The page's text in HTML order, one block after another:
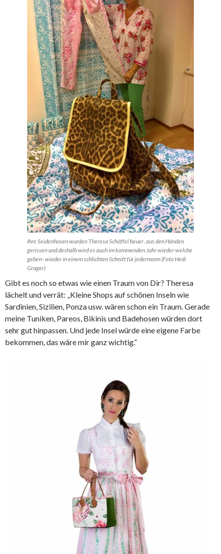
Ihre Seidenhosen wurden Theresa Schöffel heuer ‚aus den Händen
gerissen und deshalb wird es auch im kommenden Jahr wieder welche
geben- wieder in einem schlichten Schnitt für jedermann (Foto Hedi
Grager)
Gibt es noch so etwas wie einen Traum von Dir? Theresa
lächelt und verrät: „Kleine Shops auf schönen Inseln wie
Sardinien, Sizilien, Ponza usw. wären schon ein Traum. Gerade
meine Tuniken, Pareos, Bikinis und Badehosen würden dort
sehr gut hinpassen. Und jede Insel würde eine eigene Farbe
bekommen, das wäre mir ganz wichtig.“